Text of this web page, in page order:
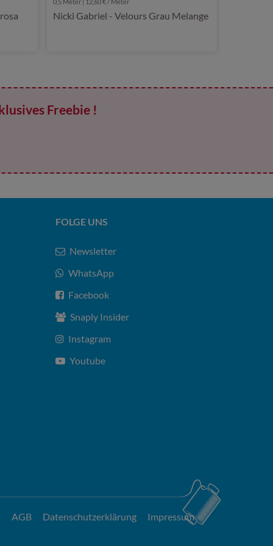
0,5 Meter | 12,60 € / Meter
Nicki Gabriel - Velours Grau Melange
Freebie !
FOLGE UNS
Newsletter
WhatsApp
Facebook
Snaply Insider
Instagram
Youtube
AGB Datenschutzerklärung Impressum